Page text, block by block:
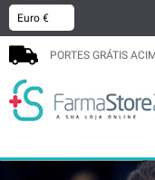
PORTES GRÁTIS